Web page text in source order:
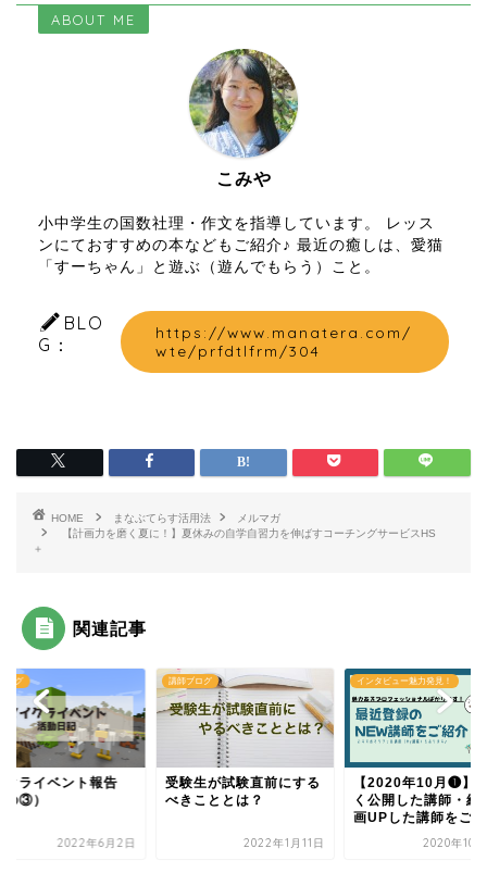
ABOUT ME
こみや
小中学生の国数社理・作文を指導しています。 レッス
ンにておすすめの本などもご紹介♪ 最近の癒しは、愛猫
「すーちゃん」と遊ぶ（遊んでもらう）こと。
BLO
G：
https://www.manatera.com/
wte/prfdtlfrm/304
HOME まなぶてらす活用法
メルマガ
【計画力を磨く夏に！】夏休みの自学自習力を伸ばすコーチングサービスHS
＋
関連記事
ログ
クライベント報告
の③）
2022年6月2日
講師ブログ
受験生が試験直前にする
べきこととは？
2022年1月11日
インタビュー魅力発見！
【2020年10月❶】
く公開した講師・紹
画UPした講師をご...
2020年10